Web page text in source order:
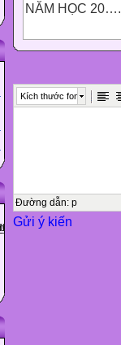
NĂM HỌC
Câu 1: Một
Tính khoảng
Câu 2: Chứng
Kích thước font
Đường dẫn: p
Gửi ý kiến